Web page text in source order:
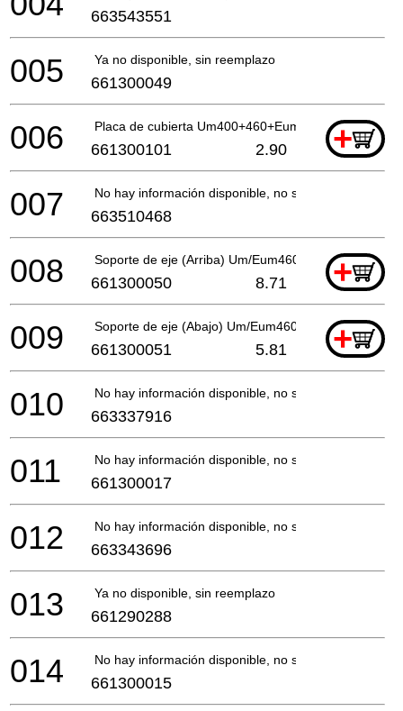
663543551
Ya no disponible, sin reemplazo
005 661300049
Placa de cubierta Um400+460+Eum400 *+
006 661300101 2.90
No hay información disponible, no se puede pedir
007 663510468
Soporte de eje (Arriba) Um/Eum460 * +
008 661300050 8.71
Soporte de eje (Abajo) Um/Eum460 * +
009 661300051 5.81
No hay información disponible, no se puede pedir
010 663337916
No hay información disponible, no se puede pedir
011 661300017
No hay información disponible, no se puede pedir
012 663343696
Ya no disponible, sin reemplazo
013 661290288
No hay información disponible, no se puede pedir
014 661300015